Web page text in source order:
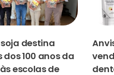
destina
dos 100 anos da
escolas de